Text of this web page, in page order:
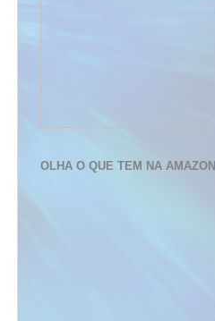
OLHA O QUE TEM NA AMAZON